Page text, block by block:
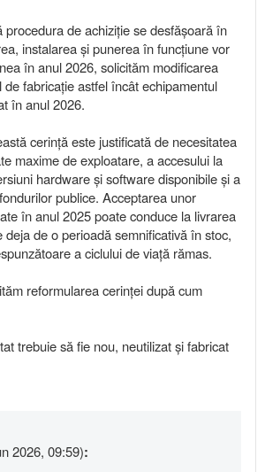
de achiziție se desfășoară în
instalarea și punerea în funcțiune vor
în anul 2026, solicităm modificarea
fabricație astfel încât echipamentul
în anul 2026.
cerință este justificată de necesitatea
maxime de exploatare, a accesului la
hardware și software disponibile și a
publice. Acceptarea unor
în anul 2025 poate conduce la livrarea
deja de o perioadă semnificativă în stoc,
a ciclului de viață rămas.
reformularea cerinței după cum
trebuie să fie nou, neutilizat și fabricat
2026, 09:59):